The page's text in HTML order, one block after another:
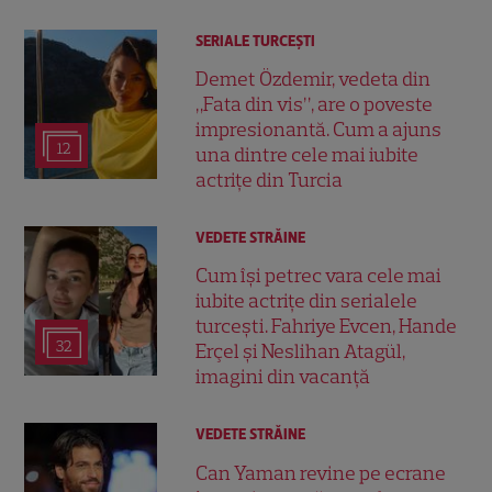
12
SERIALE TURCEŞTI
Demet Özdemir, vedeta din
„Fata din vis”, are o poveste
impresionantă. Cum a ajuns
una dintre cele mai iubite
actrițe din Turcia
32
VEDETE STRĂINE
Cum își petrec vara cele mai
iubite actrițe din serialele
turcești. Fahriye Evcen, Hande
Erçel și Neslihan Atagül,
imagini din vacanță
VEDETE STRĂINE
Can Yaman revine pe ecrane